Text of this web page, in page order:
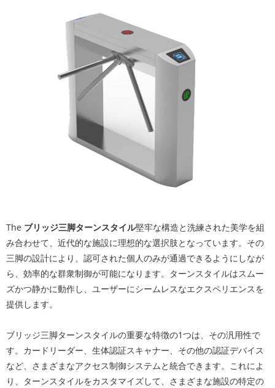
The ブリッジ三脚ターンスタイル堅牢な構造と洗練された美学を組
み合わせて、近代的な施設に理想的な選択肢となっています。その
三脚の設計により、認可された個人のみが通過できるようにしなが
ら、効率的な群衆制御が可能になります。ターンスタイルはスムー
ズかつ静かに動作し、ユーザーにシームレスなエクスペリエンスを
提供します。
ブリッジ三脚ターンスタイルの重要な特徴の1つは、その汎用性で
す。カードリーダー、生体認証スキャナー、その他の認証デバイス
など、さまざまなアクセス制御システムと統合できます。これによ
り、ターンスタイルをカスタマイズして、さまざまな施設の特定の